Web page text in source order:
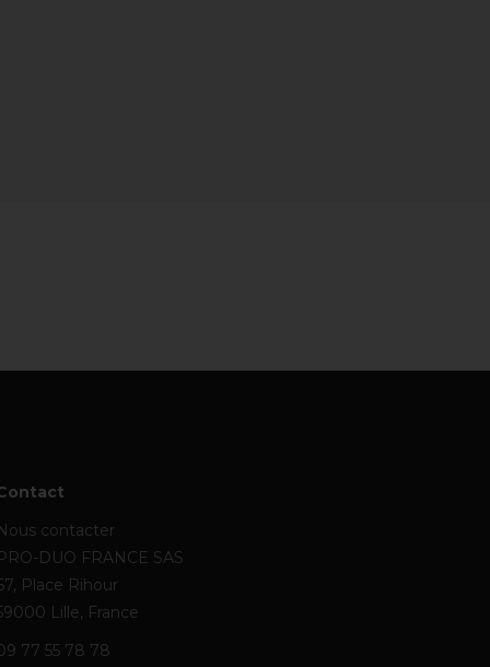
contacter
DUO FRANCE SAS
Place Rihour
Lille, France
77 55 78 78